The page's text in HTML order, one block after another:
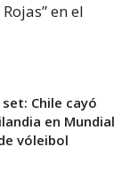
en el
Chile cayó
en Mundial
vóleibol